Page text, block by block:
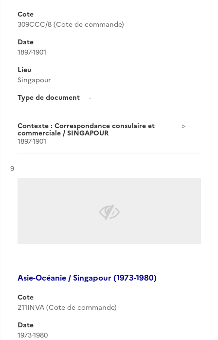
Cote
309CCC/8 (Cote de commande)
Date
1897-1901
Lieu
Singapour
Type de document
-
Contexte : Correspondance consulaire et
commerciale / SINGAPOUR
1897-1901
Résultat n°
9
Asie-Océanie / Singapour (1973-1980)
Cote
211INVA (Cote de commande)
Date
1973-1980